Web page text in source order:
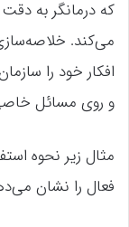
که درمانگر به
می‌کند.
افکار خود را
و روی مسائل
مثال زیر نحوه
فعال را نشان